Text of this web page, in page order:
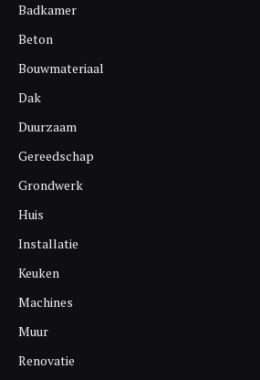
Badkamer
Beton
Bouwmateriaal
Dak
Duurzaam
Gereedschap
Grondwerk
Huis
Installatie
Keuken
Machines
Muur
Renovatie